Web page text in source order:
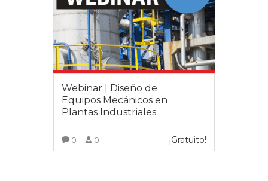
Webinar | Diseño de
Equipos Mecánicos en
Plantas Industriales
0 0 ¡Gratuito!